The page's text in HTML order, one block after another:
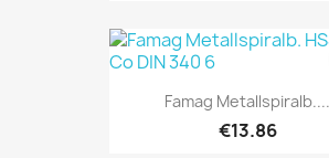
Famag Metallspiralb....
€13.86